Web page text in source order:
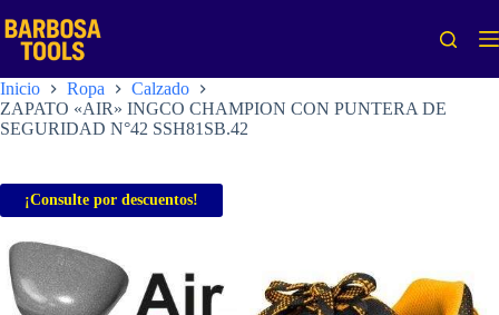
al
contenido
Inicio Ropa
Calzado
ZAPATO «AIR» INGCO CHAMPION CON PUNTERA DE
SEGURIDAD N°42 SSH81SB.42
¡Consulte por descuentos!